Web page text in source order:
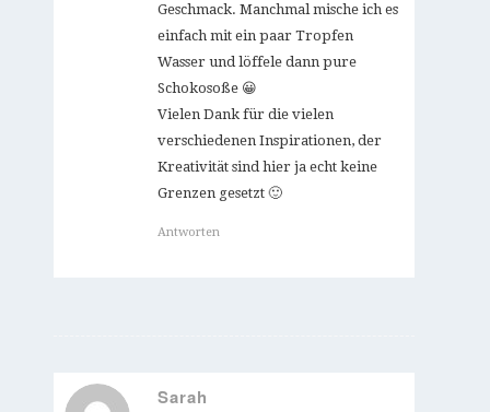
Geschmack. Manchmal mische ich es
einfach mit ein paar Tropfen
Wasser und löffele dann pure
Schokosoße 😀
Vielen Dank für die vielen
verschiedenen Inspirationen, der
Kreativität sind hier ja echt keine
Grenzen gesetzt 🙂
Antworten
Sarah